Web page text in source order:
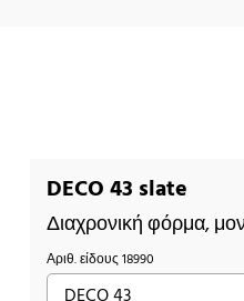
DECO 43 slate
Διαχρονική φόρμα,
Αριθ. είδους18990